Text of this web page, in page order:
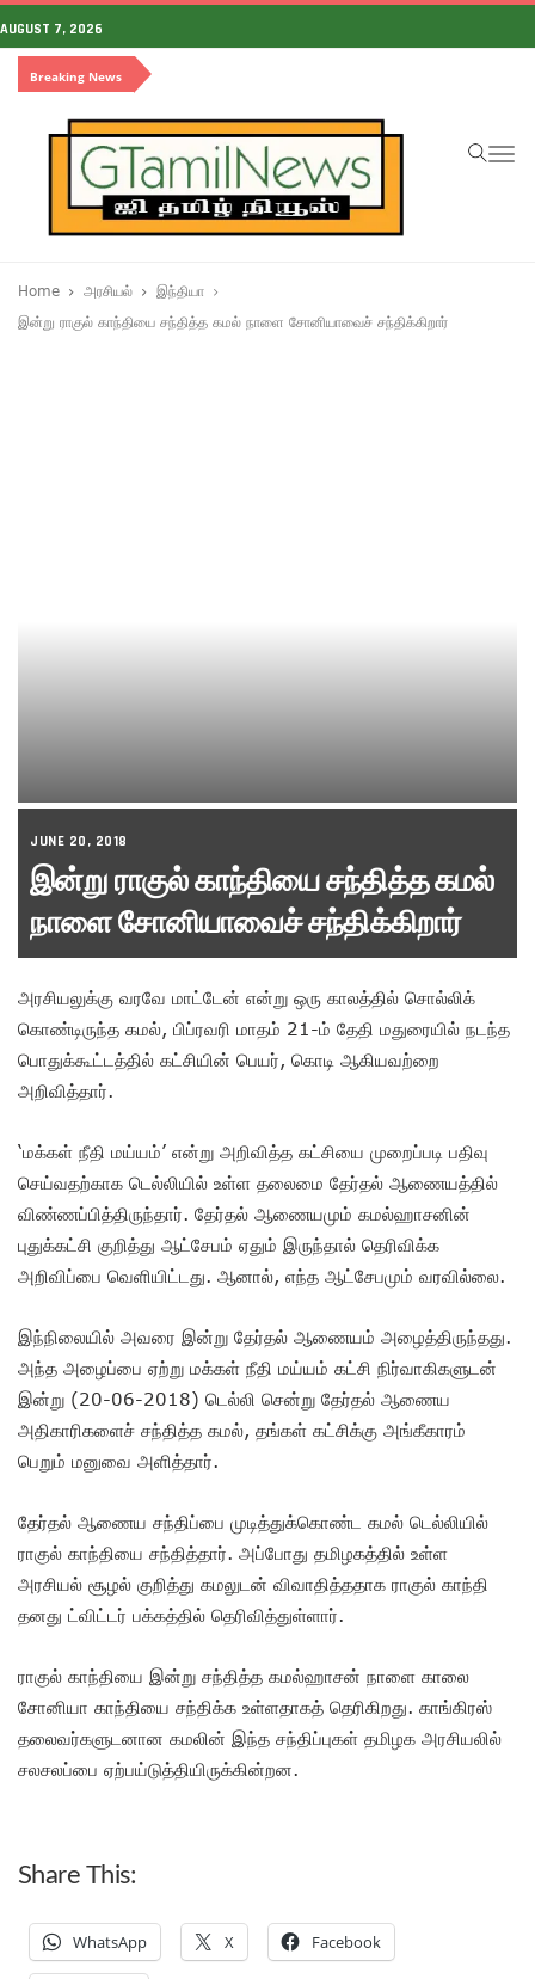
AUGUST 7, 2026
Breaking News
Home அரசியல்
இந்தியா
இன்று ராகுல் காந்தியை சந்தித்த கமல் நாளை சோனியாவைச் சந்திக்கிறார்
JUNE 20, 2018
இன்று ராகுல் காந்தியை சந்தித்த கமல்
நாளை சோனியாவைச் சந்திக்கிறார்
அரசியலுக்கு வரவே மாட்டேன் என்று ஒரு காலத்தில் சொல்லிக்
கொண்டிருந்த கமல், பிப்ரவரி மாதம் 21-ம் தேதி மதுரையில் நடந்த
பொதுக்கூட்டத்தில் கட்சியின் பெயர், கொடி ஆகியவற்றை
அறிவித்தார்.
‘மக்கள் நீதி மய்யம்’ என்று அறிவித்த கட்சியை முறைப்படி பதிவு
செய்வதற்காக டெல்லியில் உள்ள தலைமை தேர்தல் ஆணையத்தில்
விண்ணப்பித்திருந்தார். தேர்தல் ஆணையமும் கமல்ஹாசனின்
புதுக்கட்சி குறித்து ஆட்சேபம் ஏதும் இருந்தால் தெரிவிக்க
அறிவிப்பை வெளியிட்டது. ஆனால், எந்த ஆட்சேபமும் வரவில்லை.
இந்நிலையில் அவரை இன்று தேர்தல் ஆணையம் அழைத்திருந்தது.
அந்த அழைப்பை ஏற்று மக்கள் நீதி மய்யம் கட்சி நிர்வாகிகளுடன்
இன்று (20-06-2018) டெல்லி சென்று தேர்தல் ஆணைய
அதிகாரிகளைச் சந்தித்த கமல், தங்கள் கட்சிக்கு அங்கீகாரம்
பெறும் மனுவை அளித்தார்.
தேர்தல் ஆணைய சந்திப்பை முடித்துக்கொண்ட கமல் டெல்லியில்
ராகுல் காந்தியை சந்தித்தார். அப்போது தமிழகத்தில் உள்ள
அரசியல் சூழல் குறித்து கமலுடன் விவாதித்ததாக ராகுல் காந்தி
தனது ட்விட்டர் பக்கத்தில் தெரிவித்துள்ளார்.
ராகுல் காந்தியை இன்று சந்தித்த கமல்ஹாசன் நாளை காலை
சோனியா காந்தியை சந்திக்க உள்ளதாகத் தெரிகிறது. காங்கிரஸ்
தலைவர்களுடனான கமலின் இந்த சந்திப்புகள் தமிழக அரசியலில்
சலசலப்பை ஏற்பய்டுத்தியிருக்கின்றன.
Share This:
WhatsApp X Facebook